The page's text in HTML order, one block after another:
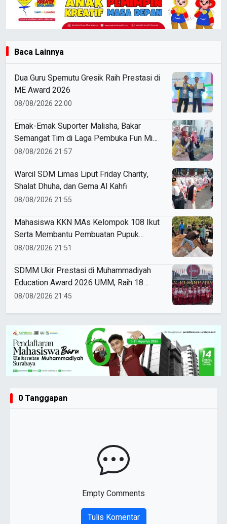
Baca Lainnya
Dua Guru Spemutu Gresik Raih Prestasi di
ME Award 2026
08/08/2026 22:00
Emak-Emak Suporter Malisha, Bakar
Semangat Tim di Laga Pembuka Fun Mini
Soccer 4 Dasawarsa Al-Ishlah
08/08/2026 21:57
Warcil SDM Limas Liput Friday Charity,
Shalat Dhuha, dan Gema Al Kahfi
08/08/2026 21:55
Mahasiswa KKN MAs Kelompok 108 Ikut
Serta Membantu Pembuatan Pupuk
Organik sebagai Persiapan Program Kerja
08/08/2026 21:51
SDMM Ukir Prestasi di Muhammadiyah
Education Award 2026 UMM, Raih 18
Medali
08/08/2026 21:45
0 Tanggapan
Empty Comments
Tulis Komentar